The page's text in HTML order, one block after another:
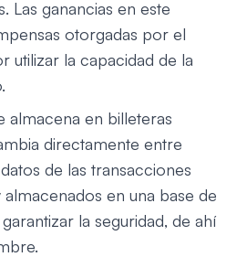
Las ganancias en este
otorgadas por el
utilizar la capacidad de la
almacena en billeteras
directamente entre
de las transacciones
en una base de
la seguridad, de ahí